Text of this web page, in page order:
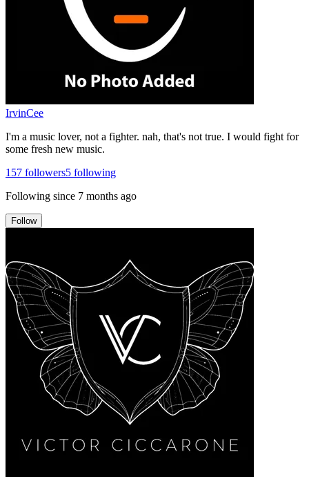
IrvinCee
I'm a music lover, not a fighter. nah, that's not true. I would fight for
some fresh new music.
157 followers5 following
Following since 7 months ago
Follow